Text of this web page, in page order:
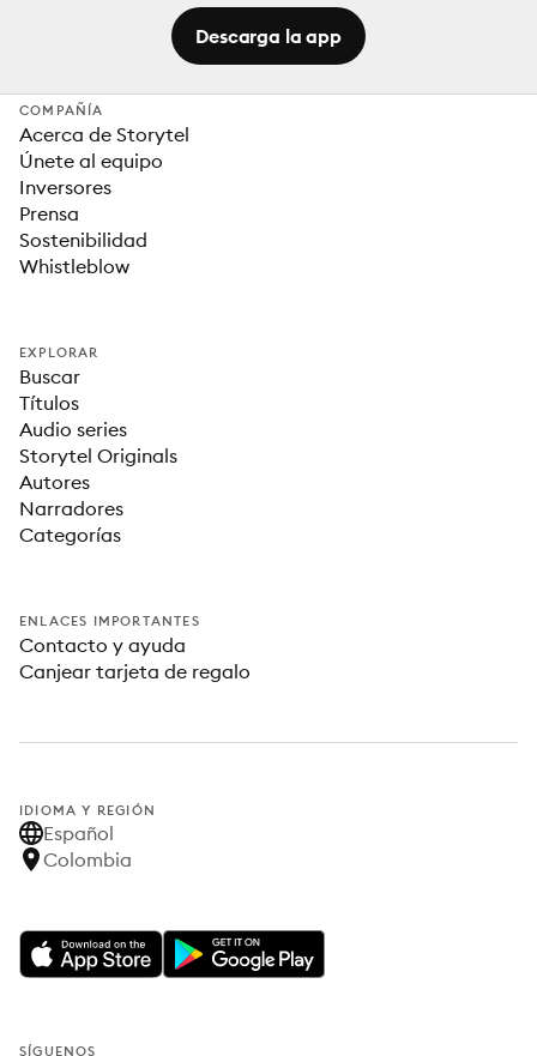
Descarga la app
COMPAÑÍA
Acerca de Storytel
Únete al equipo
Inversores
Prensa
Sostenibilidad
Whistleblow
EXPLORAR
Buscar
Títulos
Audio series
Storytel Originals
Autores
Narradores
Categorías
ENLACES IMPORTANTES
Contacto y ayuda
Canjear tarjeta de regalo
IDIOMA Y REGIÓN
Español
Colombia
SÍGUENOS